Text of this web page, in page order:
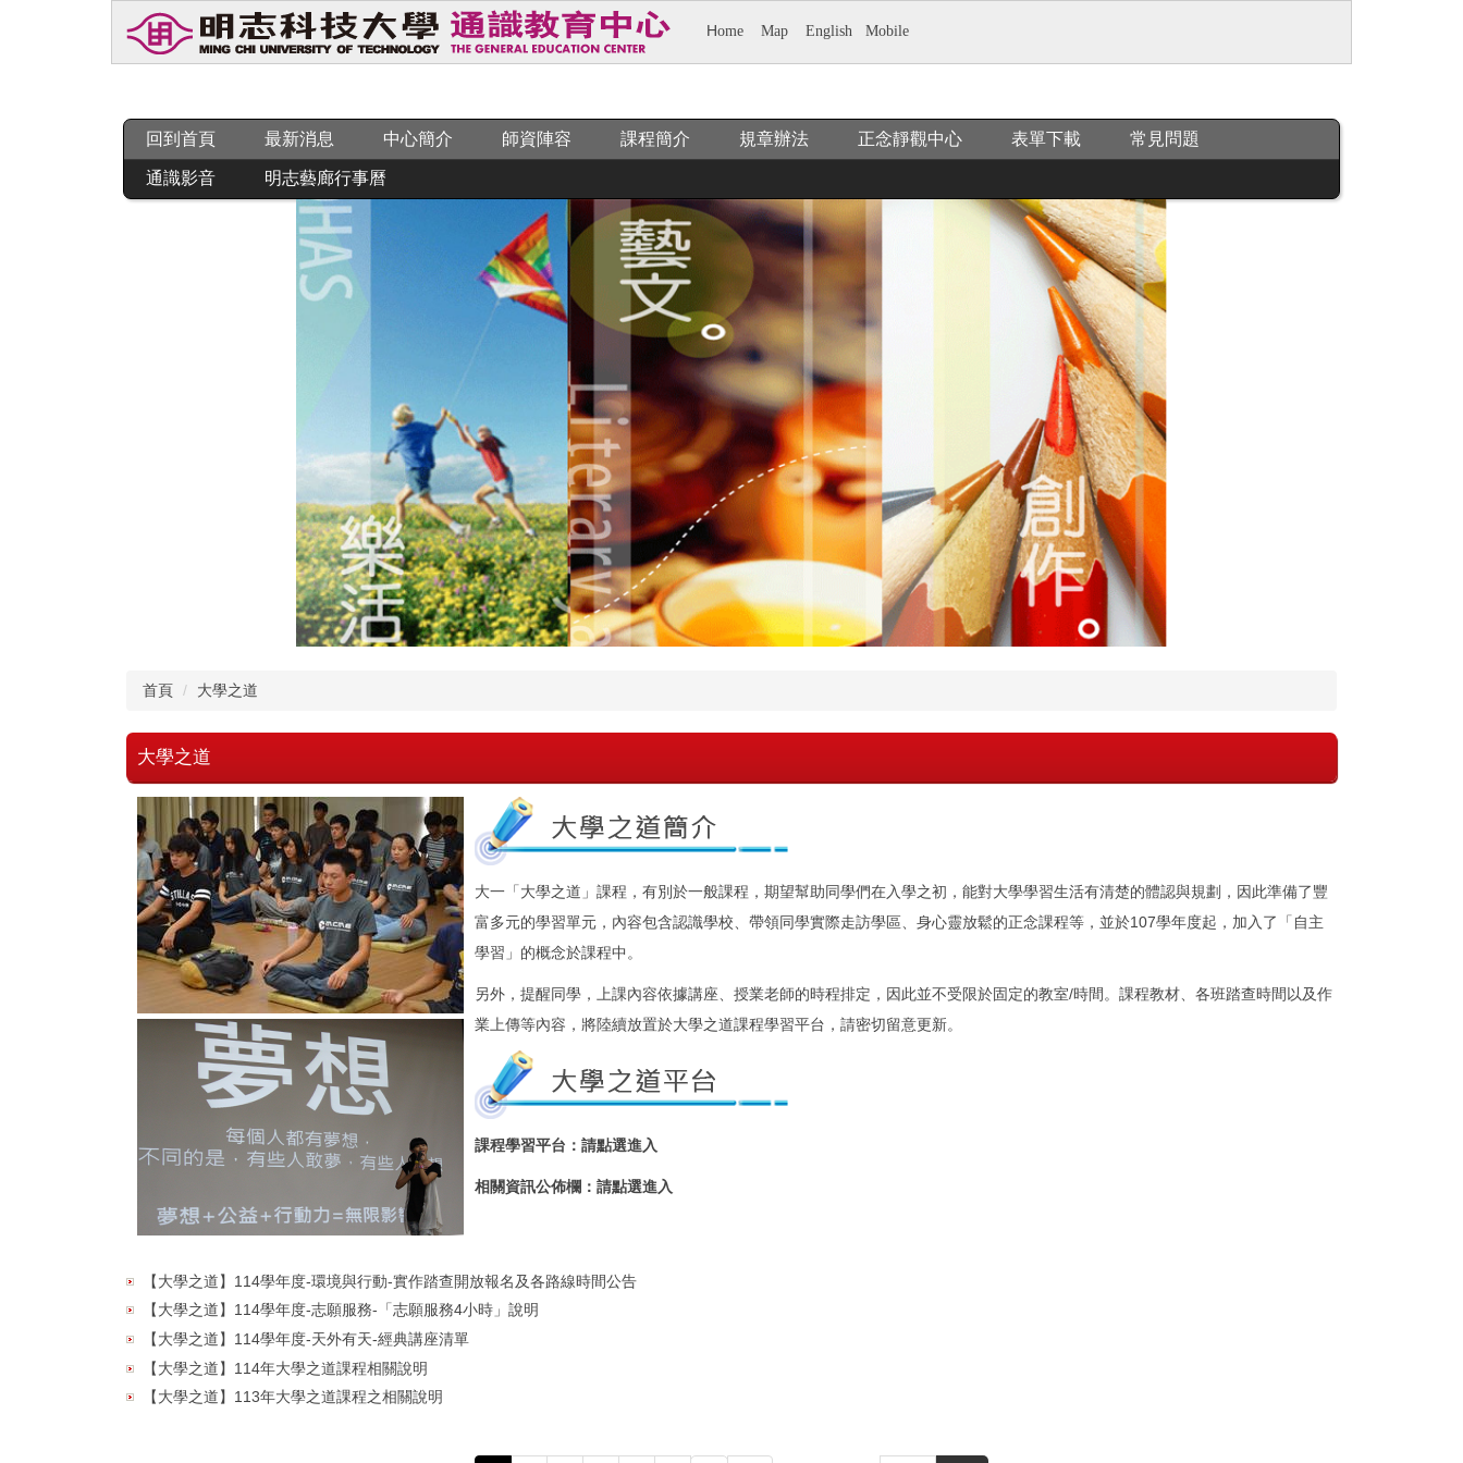
Home Map English Mobile
回到首頁 最新消息 中心簡介 師資陣容 課程簡介 規章辦法 正念靜觀中心 表單下載 常見問題
通識影音 明志藝廊行事曆
首頁 大學之道
大學之道
大一「大學之道」課程，有別於一般課程，期望幫助同學們在入學之初，能對大學學習生活有清楚的體認與規劃，因此準備了豐
富多元的學習單元，內容包含認識學校、帶領同學實際走訪學區、身心靈放鬆的正念課程等，並於107學年度起，加入了「自主
學習」的概念於課程中。
另外，提醒同學，上課內容依據講座、授業老師的時程排定，因此並不受限於固定的教室/時間。課程教材、各班踏查時間以及作
業上傳等內容，將陸續放置於大學之道課程學習平台，請密切留意更新。
課程學習平台： 請點選進入
相關資訊公佈欄： 請點選進入
【大學之道】114學年度-環境與行動-實作踏查開放報名及各路線時間公告
【大學之道】114學年度-志願服務-「志願服務4小時」說明
【大學之道】114學年度-天外有天-經典講座清單
【大學之道】114年大學之道課程相關說明
【大學之道】113年大學之道課程之相關說明